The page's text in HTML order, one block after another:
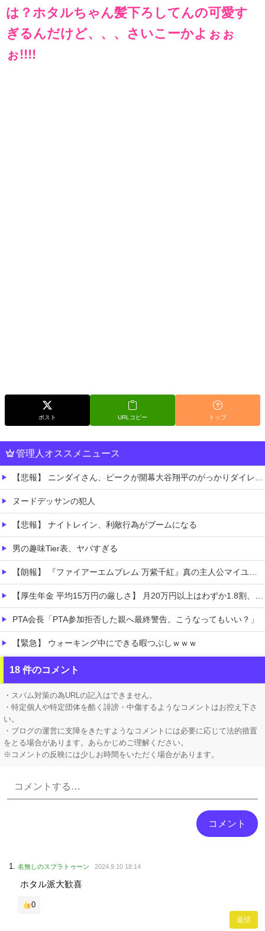
は？ホタルちゃん髪下ろしてんの可愛す
ぎるんだけど、、、さいこーかよぉぉ
ぉ!!!!
ポスト URLコピー トップ
管理人オススメニュース
【悲報】 ニンダイさん、ピークが開幕大谷翔平のがっかりダイレクトだったと言われてしまう
ヌードデッサンの犯人
【悲報】 ナイトレイン、利敵行為がブームになる
男の趣味Tier表、ヤバすぎる
【朗報】 『ファイアーエムブレム 万紫千紅』真の主人公マイユニはキャラメイクが可能
【厚生年金 平均15万円の厳しさ】 月20万円以上はわずか1.8割、高齢夫婦は毎月4.2万円の赤字に
PTA会長「PTA参加拒否した親へ最終警告。こうなってもいい？」
【緊急】 ウォーキング中にできる暇つぶしｗｗｗ
【ホロライブ】 社員にビブー好きがいるに違いない（確信
【ホロライブ】 アキロゼ、映画をきっかけに「ちいかわ」にどハマり「今では毎晩1時間くらい見ながら入眠しています」
18 件のコメント
・スパム対策の為URLの記入はできません。
・特定個人や特定団体を酷く誹謗・中傷するようなコメントはお控え下さ
い。
・ブログの運営に支障をきたすようなコメントには必要に応じて法的措置
をとる場合があります。あらかじめご理解ください。
※コメントの反映には少しお時間をいただく場合があります。
名無しのスプラトゥーン 2024.9.10 18:14
ホタル派大歓喜
0
返信